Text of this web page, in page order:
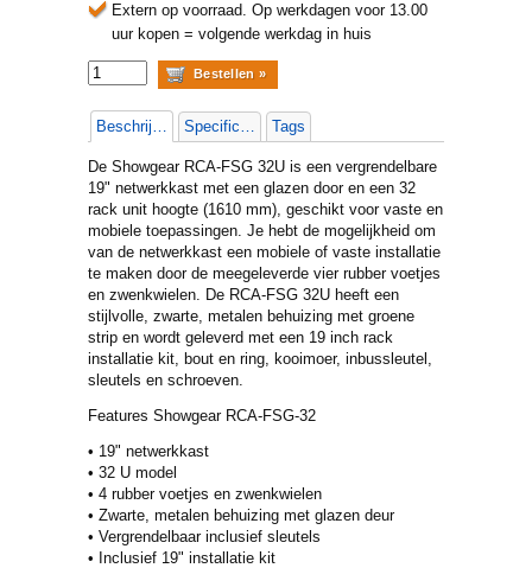
Extern op voorraad. Op werkdagen voor 13.00
uur kopen = volgende werkdag in huis
Beschrijving Specificaties Tags
De Showgear RCA-FSG 32U is een vergrendelbare
19" netwerkkast met een glazen door en een 32
rack unit hoogte (1610 mm), geschikt voor vaste en
mobiele toepassingen. Je hebt de mogelijkheid om
van de netwerkkast een mobiele of vaste installatie
te maken door de meegeleverde vier rubber voetjes
en zwenkwielen. De RCA-FSG 32U heeft een
stijlvolle, zwarte, metalen behuizing met groene
strip en wordt geleverd met een 19 inch rack
installatie kit, bout en ring, kooimoer, inbussleutel,
sleutels en schroeven.
Features Showgear RCA-FSG-32
• 19" netwerkkast
• 32 U model
• 4 rubber voetjes en zwenkwielen
• Zwarte, metalen behuizing met glazen deur
• Vergrendelbaar inclusief sleutels
• Inclusief 19" installatie kit